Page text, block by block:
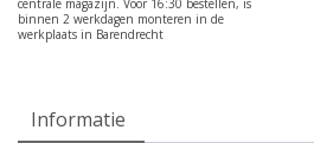
Informatie